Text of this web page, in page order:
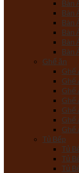
Bàn
Bàn
Bàn
Bàn
Bàn
Bàn
Ghế ăn
Ghế
Ghế
Ghế
Ghế
Ghế
Ghế
Ghế
Tủ Bếp
Tủ
Tủ
Tủ